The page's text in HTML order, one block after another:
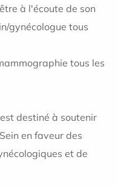
à l'écoute de son
gynécologue tous
tous les
destiné à soutenir
en faveur des
et de